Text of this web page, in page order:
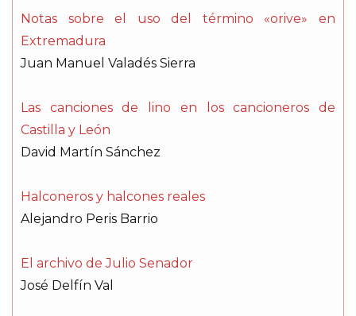
Notas sobre el uso del término «orive» en
Extremadura
Juan Manuel Valadés Sierra
Las canciones de lino en los cancioneros de
Castilla y León
David Martín Sánchez
Halconeros y halcones reales
Alejandro Peris Barrio
El archivo de Julio Senador
José Delfín Val